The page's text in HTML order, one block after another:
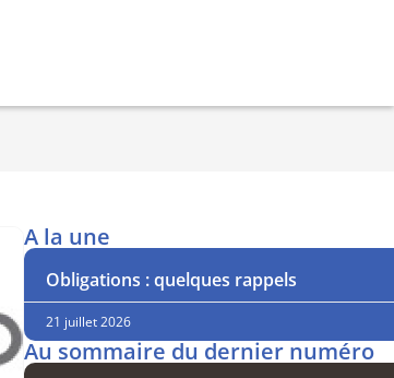
A la une
Obligations : quelques rappels
21 juillet 2026
Au sommaire du dernier numéro